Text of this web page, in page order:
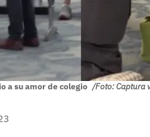
a su amor de colegio /Foto: Captura